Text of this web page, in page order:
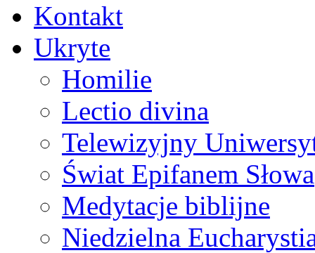
Kontakt
Ukryte
Homilie
Lectio divina
Telewizyjny
Świat Epifanem Słowa
Medytacje biblijne
Niedzielna